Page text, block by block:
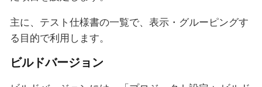
主に、テスト仕様書の一覧で、表示・グルーピングす
る目的で利用します。
ビルドバージョン